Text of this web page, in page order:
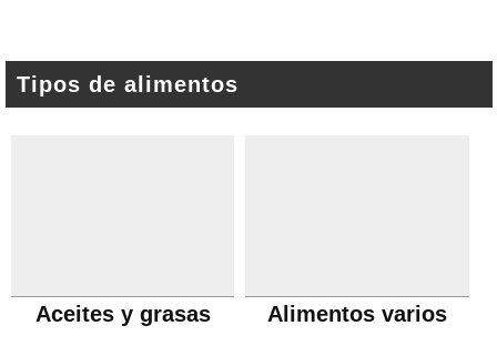
Tipos de alimentos
Aceites y grasas Alimentos varios